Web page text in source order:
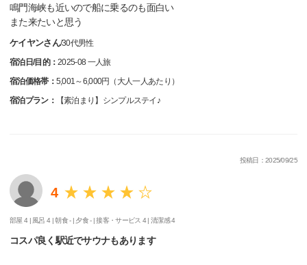
鳴門海峡も近いので船に乗るのも面白い
また来たいと思う
ケイヤンさん/30代男性
宿泊日/目的：2025-08 一人旅
宿泊価格帯： 5,001～6,000円（大人一人あたり）
宿泊プラン：
【素泊まり】シンプルステイ♪
投稿日：2025/09/25
4
部屋 4 | 風呂 4 |朝食 - | 夕食 - |接客・サービス 4 |清潔感 4
コスパ良く駅近でサウナもあります